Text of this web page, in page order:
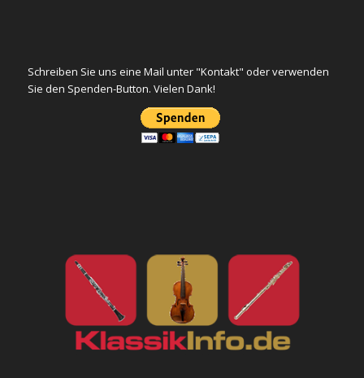
Schreiben Sie uns eine Mail unter "Kontakt" oder verwenden
Sie den Spenden-Button. Vielen Dank!